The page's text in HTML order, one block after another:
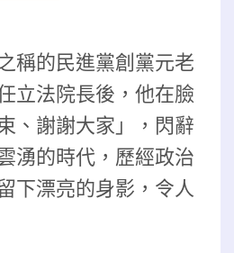
稱的民進黨創黨元老
立法院長後，他在臉
、謝謝大家」，閃辭
湧的時代，歷經政治
下漂亮的身影，令人